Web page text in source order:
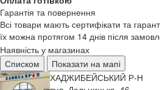
Гарантія та повернення
Всі товари мають сертифікати та
їх можна протягом 14 днів після
Наявність у магазинах
Списком
Показати на мапі
ХАДЖИБЕЙСЬКИЙ Р-Н